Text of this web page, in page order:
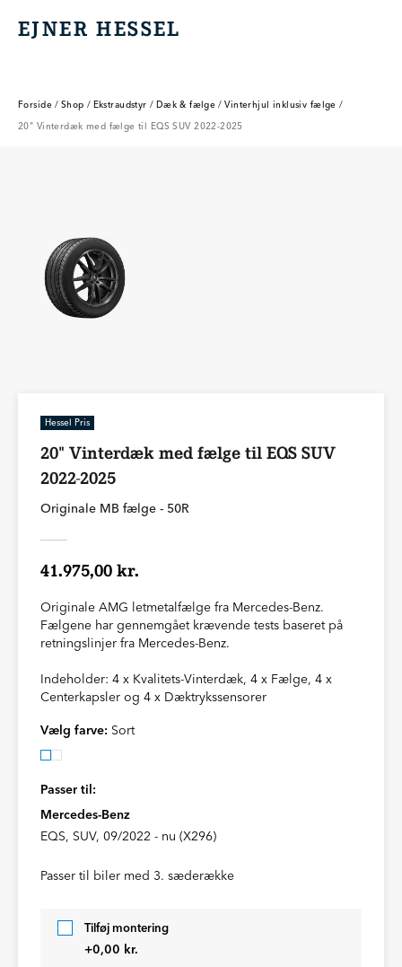
EJNER HESSEL
EJNER HESSEL
Forside / Shop / Ekstraudstyr / Dæk & fælge / Vinterhjul inklusiv fælge /
20" Vinterdæk med fælge til EQS SUV 2022-2025
Hessel Pris
20" Vinterdæk med fælge til EQS SUV
2022-2025
Originale MB fælge - 50R
41.975,00 kr.
Originale AMG letmetalfælge fra Mercedes-Benz.
Fælgene har gennemgået krævende tests baseret på
retningslinjer fra Mercedes-Benz.
Indeholder: 4 x Kvalitets-Vinterdæk, 4 x Fælge, 4 x
Centerkapsler og 4 x Dæktrykssensorer
Vælg farve: Sort
Passer til:
Mercedes-Benz
EQS, SUV, 09/2022 - nu (X296)
Passer til biler med 3. sæderække
Tilføj montering
+0,00 kr.